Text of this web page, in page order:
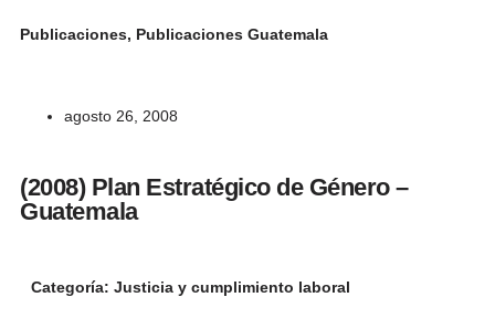
Publicaciones, Publicaciones Guatemala
agosto 26, 2008
(2008) Plan Estratégico de Género –
Guatemala
Categoría: Justicia y cumplimiento laboral